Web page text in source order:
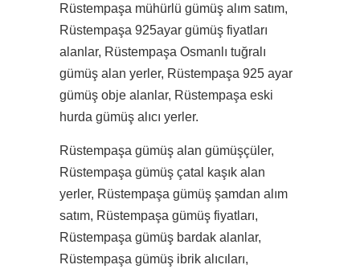
Rüstempaşa mühürlü gümüş alım satım,
Rüstempaşa 925ayar gümüş fiyatları
alanlar, Rüstempaşa Osmanlı tuğralı
gümüş alan yerler, Rüstempaşa 925 ayar
gümüş obje alanlar, Rüstempaşa eski
hurda gümüş alıcı yerler.
Rüstempaşa gümüş alan gümüşçüler,
Rüstempaşa gümüş çatal kaşık alan
yerler, Rüstempaşa gümüş şamdan alım
satım, Rüstempaşa gümüş fiyatları,
Rüstempaşa gümüş bardak alanlar,
Rüstempaşa gümüş ibrik alıcıları,